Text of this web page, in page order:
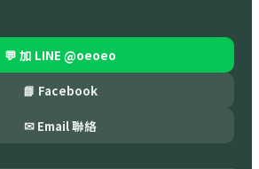
💬 加 LINE @oeoeo
📘 Facebook
✉ Email 聯絡